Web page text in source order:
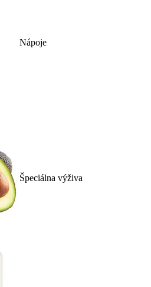
Nápoje
Špeciálna výživa